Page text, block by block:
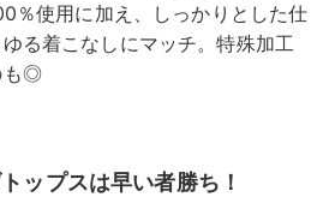
％使用に加え、しっかりとした仕
る着こなしにマッチ。特殊加工
も◎
ップスは早い者勝ち！